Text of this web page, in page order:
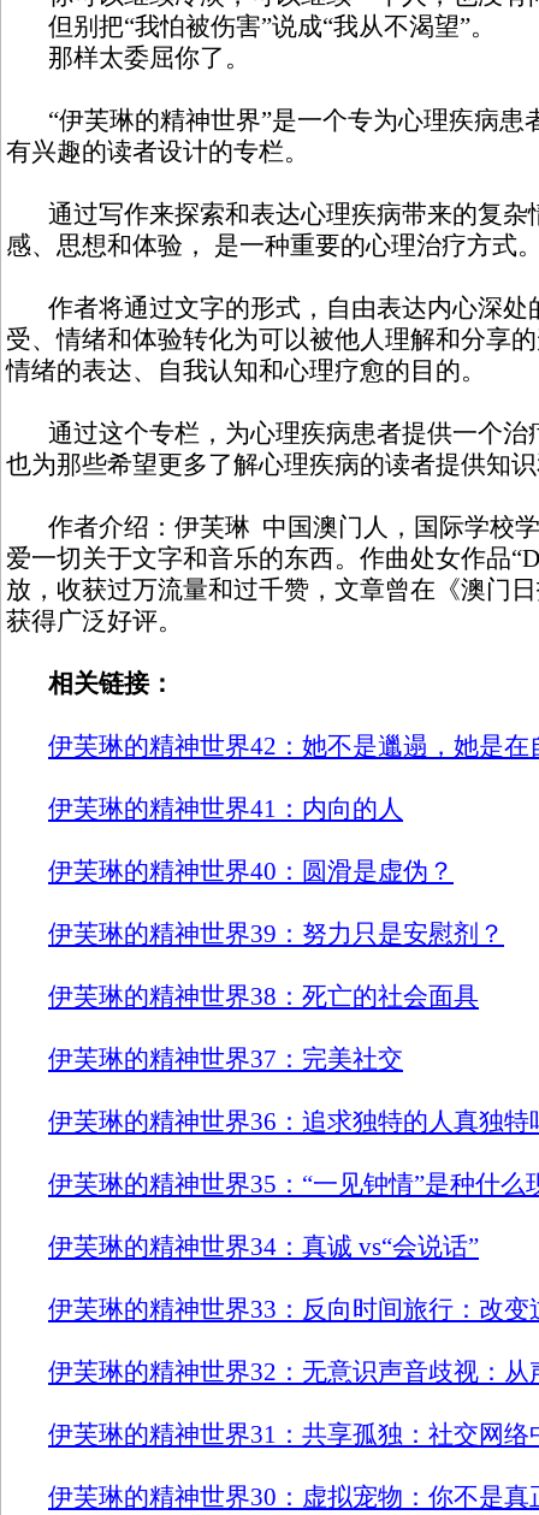
但别把“我怕被伤害”说成“我从不渴望”。
那样太委屈你了。
“伊芙琳的精神世界”是一个专为心理疾病患
有兴趣的读者设计的专栏。
通过写作来探索和表达心理疾病带来的复杂
感、思想和体验， 是一种重要的心理治疗方式
作者将通过文字的形式，自由表达内心深处
受、情绪和体验转化为可以被他人理解和分享
情绪的表达、自我认知和心理疗愈的目的。
通过这个专栏，为心理疾病患者提供一个治
也为那些希望更多了解心理疾病的读者提供知
作者介绍：伊芙琳 中国澳门人，国际学校
爱一切关于文字和音乐的东西。作曲处女作品
放，收获过万流量和过千赞，文章曾在《澳门
获得广泛好评。
相关链接：
伊芙琳的精神世界42：她不是邋遢，她是在
伊芙琳的精神世界41：内向的人
伊芙琳的精神世界40：圆滑是虚伪？
伊芙琳的精神世界39：努力只是安慰剂？
伊芙琳的精神世界38：死亡的社会面具
伊芙琳的精神世界37：完美社交
伊芙琳的精神世界36：追求独特的人真独特
伊芙琳的精神世界35：“一见钟情”是种什么
伊芙琳的精神世界34：真诚 vs“会说话”
伊芙琳的精神世界33：反向时间旅行：改
伊芙琳的精神世界32：无意识声音歧视：
伊芙琳的精神世界31：共享孤独：社交网络
伊芙琳的精神世界30：虚拟宠物：你不是